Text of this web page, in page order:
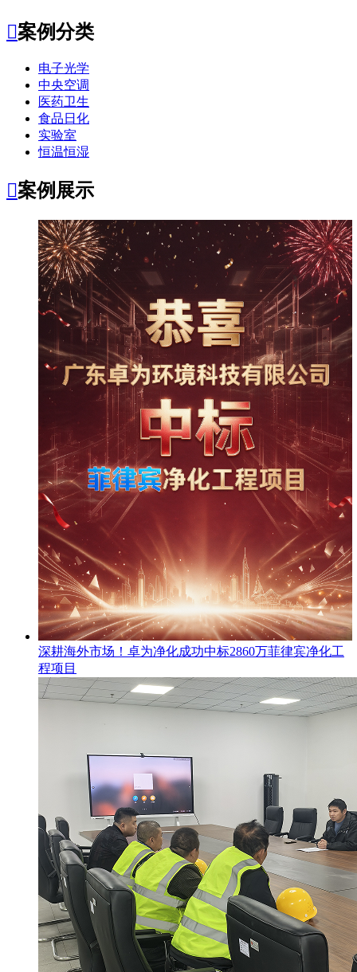
案例分类
电子光学
中央空调
医药卫生
食品日化
实验室
恒温恒湿
案例展示
​深耕海外市场！卓为净化成功中标2860万菲律宾净化工
程项目